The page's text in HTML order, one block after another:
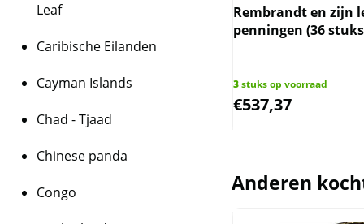
BTW
Dit product wordt
niet op de factuur
Nederland 1989
voorraad
Rembrandt en zijn
penningen (36
3stuks op voorraad
€537,37
Anderen
Leaf
Caribische Eilanden
Cayman Islands
Chad - Tjaad
Chinese panda
Congo